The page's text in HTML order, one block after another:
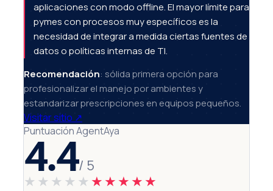
aplicaciones con modo offline. El mayor límite para
pymes con procesos muy específicos es la
necesidad de integrar a medida ciertas fuentes de
datos o políticas internas de TI.
Recomendación: sólida primera opción para
profesionalizar el manejo por ambientes y
estandarizar prescripciones en equipos pequeños.
Visitar sitio ↗
Puntuación AgentAya
4.4/ 5
★★★★★ ★★★★★